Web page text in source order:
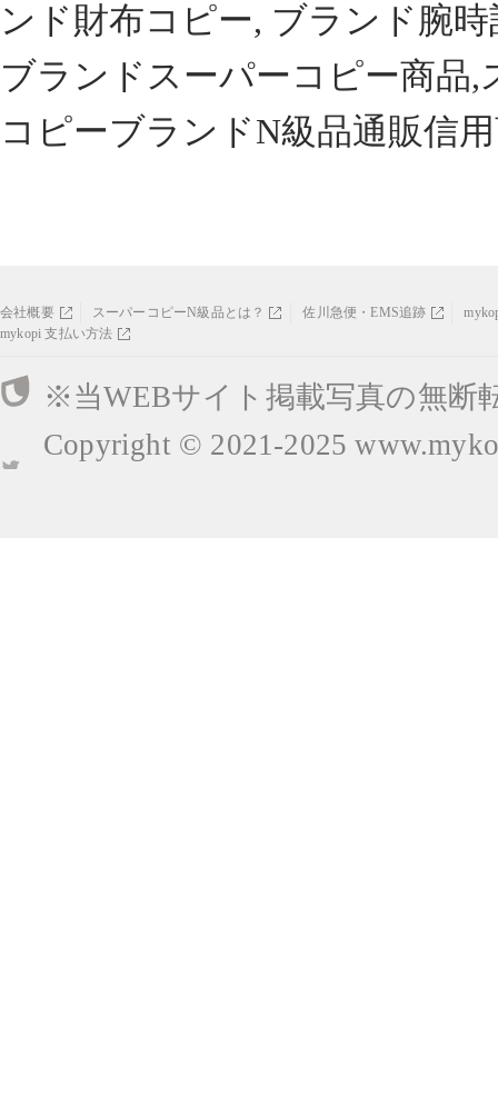
ンド財布コピー, ブランド腕
ブランドスーパーコピー商品
コピーブランドN級品通販信
会社概要 スーパーコピーN級品とは？ 佐川急便・EMS追跡
mykopi 支払い方法
※当WEBサイト掲載写真の無断
Copyright © 2021-2025